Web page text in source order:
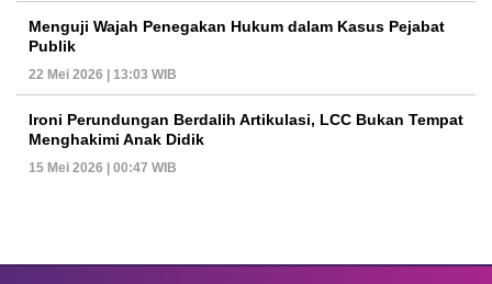
Menguji Wajah Penegakan Hukum dalam Kasus Pejabat
Publik
22 Mei 2026 | 13:03 WIB
Ironi Perundungan Berdalih Artikulasi, LCC Bukan Tempat
Menghakimi Anak Didik
15 Mei 2026 | 00:47 WIB